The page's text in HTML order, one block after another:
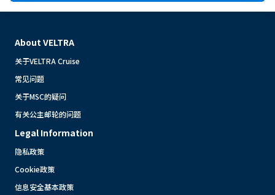
About VELTRA
关于VELTRA Cruise
常见问题
关于MSC的疑问
有关公主邮轮的问题
Legal Information
隐私政策
Cookie政策
信息安全基本政策